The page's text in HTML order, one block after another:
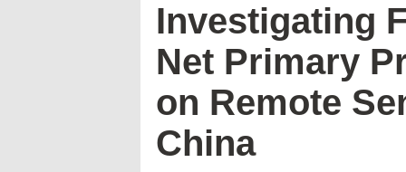
Investigating
Net Primary
on Remote
China